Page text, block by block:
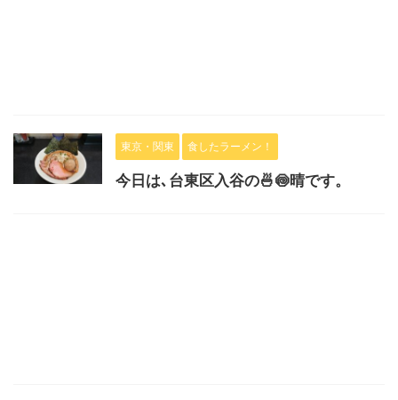
東京・関東 食したラーメン！
今日は､台東区入谷の🍜🍥晴です。